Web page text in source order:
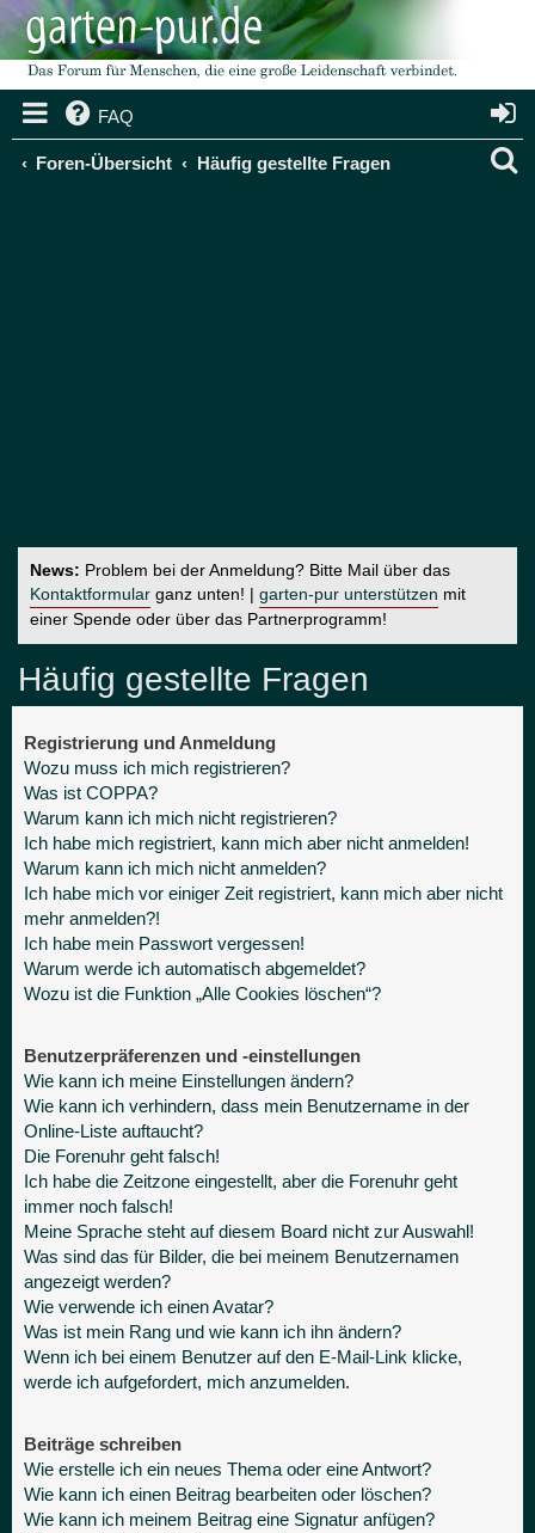
FAQ
Foren-Übersicht Häufig gestellte Fragen
News: Problem bei der Anmeldung? Bitte Mail über das
Kontaktformular ganz unten! | garten-pur unterstützen mit
einer Spende oder über das Partnerprogramm!
Häufig gestellte Fragen
Registrierung und Anmeldung
Wozu muss ich mich registrieren?
Was ist COPPA?
Warum kann ich mich nicht registrieren?
Ich habe mich registriert, kann mich aber nicht anmelden!
Warum kann ich mich nicht anmelden?
Ich habe mich vor einiger Zeit registriert, kann mich aber nicht
mehr anmelden?!
Ich habe mein Passwort vergessen!
Warum werde ich automatisch abgemeldet?
Wozu ist die Funktion „Alle Cookies löschen“?
Benutzerpräferenzen und -einstellungen
Wie kann ich meine Einstellungen ändern?
Wie kann ich verhindern, dass mein Benutzername in der
Online-Liste auftaucht?
Die Forenuhr geht falsch!
Ich habe die Zeitzone eingestellt, aber die Forenuhr geht
immer noch falsch!
Meine Sprache steht auf diesem Board nicht zur Auswahl!
Was sind das für Bilder, die bei meinem Benutzernamen
angezeigt werden?
Wie verwende ich einen Avatar?
Was ist mein Rang und wie kann ich ihn ändern?
Wenn ich bei einem Benutzer auf den E-Mail-Link klicke,
werde ich aufgefordert, mich anzumelden.
Beiträge schreiben
Wie erstelle ich ein neues Thema oder eine Antwort?
Wie kann ich einen Beitrag bearbeiten oder löschen?
Wie kann ich meinem Beitrag eine Signatur anfügen?